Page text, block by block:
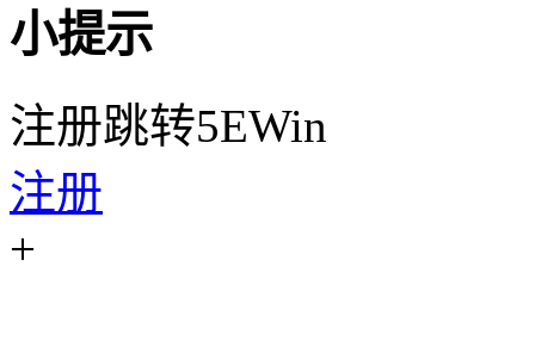
小提示
注册跳转5EWin
注册
+